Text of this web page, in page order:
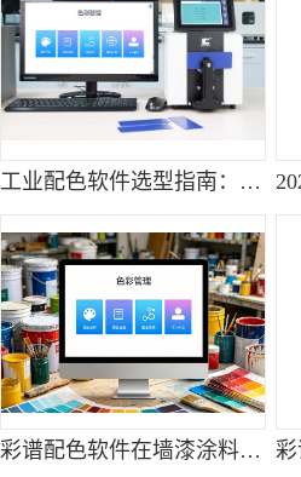
工业配色软件选型指南：彩谱配色系统功能与应用解析
彩谱配色软件在墙漆涂料配色中的应用科普